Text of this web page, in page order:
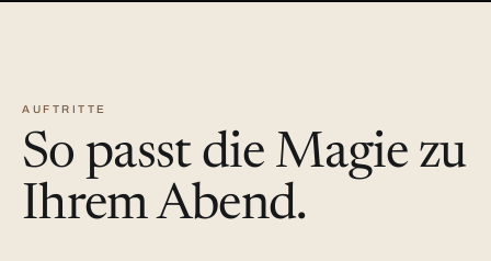
AUFTRITTE
So passt die Magie zu
Ihrem Abend.